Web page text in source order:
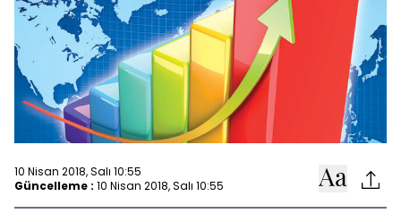
10 Nisan 2018, Salı 10:55
Güncelleme : 10 Nisan 2018, Salı 10:55